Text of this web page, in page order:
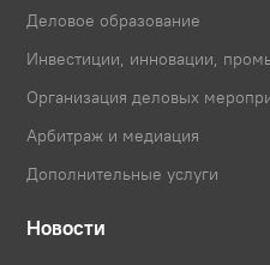
Деловое образование
Инвестиции, инновации,
Организация деловых
Арбитраж и медиация
Дополнительные услуги
Новости